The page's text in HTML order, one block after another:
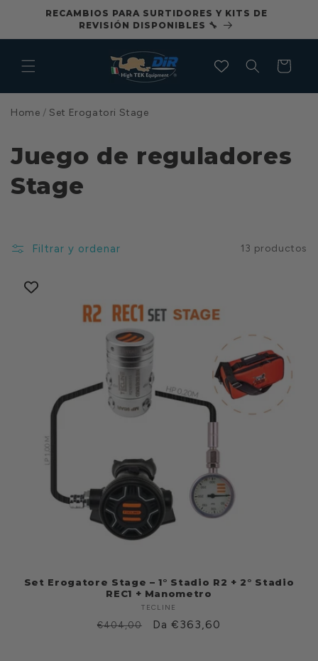
directamenteRECAMBIOS PARA SURTIDORES Y KITS DE
REVISIÓN DISPONIBLES 🔧
Carrito
Home / Set Erogatori Stage
Juego de reguladores
Stage
Filtrar y ordenar 13 productos
Set Erogatore Stage – 1° Stadio R2 + 2° Stadio
REC1 + Manometro
Fabricante:
TECLINE
Prezzo
€404,00
Prezzo
Da €363,60